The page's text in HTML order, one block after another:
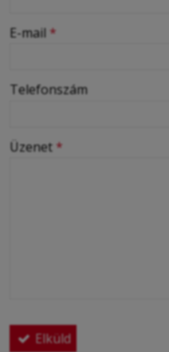
-
-
E-mail *
Telefonszám
Üzenet *
Elküld